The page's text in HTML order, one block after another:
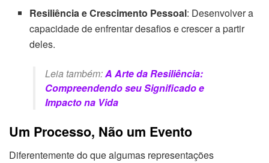
Resiliência e Crescimento Pessoal: Desenvolver a
capacidade de enfrentar desafios e crescer a partir
deles.
Leia também:A Arte da Resiliência:
Compreendendo seu Significado e
Impacto na Vida
Um Processo, Não um Evento
Diferentemente do que algumas representações